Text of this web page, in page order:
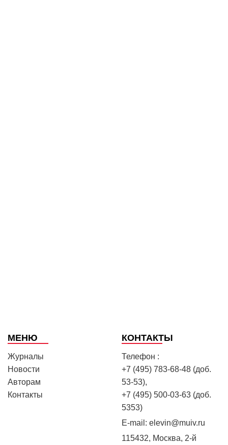
МЕНЮ
Журналы
Новости
Авторам
Контакты
КОНТАКТЫ
Телефон :
+7 (495) 783-68-48 (доб.
53-53),
+7 (495) 500-03-63 (доб.
5353)
E-mail: elevin@muiv.ru
115432, Москва, 2-й